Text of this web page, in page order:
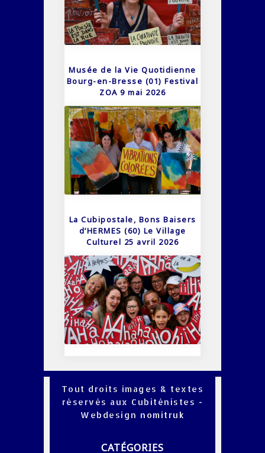
Musée de la Vie Quotidienne
Bourg-en-Bresse (01) Festival
ZOA 9 mai 2026
La Cubipostale, Bons Baisers
d’HERMES (60) Le Village
Culturel 25 avril 2026
Tout droits images & textes
réservés aux Cubiténistes -
Webdesign nomitruk
CATÉGORIES